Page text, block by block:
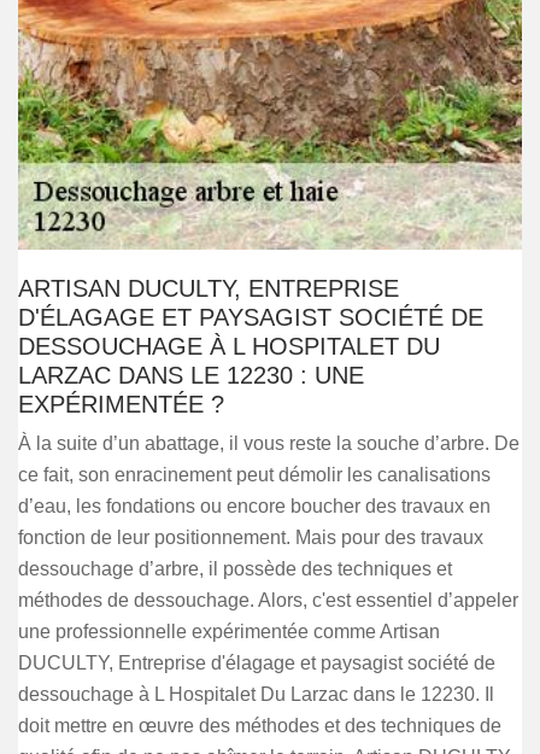
ARTISAN DUCULTY, ENTREPRISE
D'ÉLAGAGE ET PAYSAGIST SOCIÉTÉ DE
DESSOUCHAGE À L HOSPITALET DU
LARZAC DANS LE 12230 : UNE
EXPÉRIMENTÉE ?
À la suite d’un abattage, il vous reste la souche d’arbre. De
ce fait, son enracinement peut démolir les canalisations
d’eau, les fondations ou encore boucher des travaux en
fonction de leur positionnement. Mais pour des travaux
dessouchage d’arbre, il possède des techniques et
méthodes de dessouchage. Alors, c'est essentiel d’appeler
une professionnelle expérimentée comme Artisan
DUCULTY, Entreprise d'élagage et paysagist société de
dessouchage à L Hospitalet Du Larzac dans le 12230. Il
doit mettre en œuvre des méthodes et des techniques de